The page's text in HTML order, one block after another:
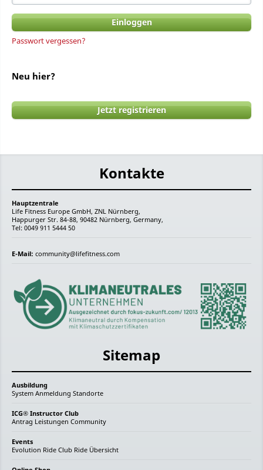
Passwort vergessen?
Neu hier?
Jetzt registrieren
Kontakte
Hauptzentrale
Life Fitness Europe GmbH, ZNL Nürnberg,
Happurger Str. 84-88, 90482 Nürnberg, Germany,
Tel: 0049 911 5444 50
E-Mail: community@lifefitness.com
Sitemap
Ausbildung
System Anmeldung Standorte
ICG® Instructor Club
Antrag Leistungen Community
Events
Evolution Ride Club Ride Übersicht